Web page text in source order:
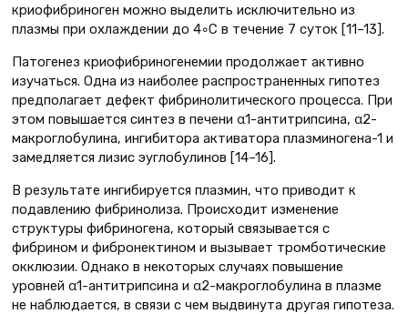
криофибриноген можно выделить исключительно из
плазмы при охлаждении до 4◦С в течение 7 суток [11–13].
Патогенез криофибриногенемии продолжает активно
изучаться. Одна из наиболее распространенных гипотез
предполагает дефект фибринолитического процесса. При
этом повышается синтез в печени α1-антитрипсина, α2-
макроглобулина, ингибитора активатора плазминогена-1 и
замедляется лизис эуглобулинов [14–16].
В результате ингибируется плазмин, что приводит к
подавлению фибринолиза. Происходит изменение
структуры фибриногена, который связывается с
фибрином и фибронектином и вызывает тромботические
окклюзии. Однако в некоторых случаях повышение
уровней α1-антитрипсина и α2-макроглобулина в плазме
не наблюдается, в связи с чем выдвинута другая гипотеза.